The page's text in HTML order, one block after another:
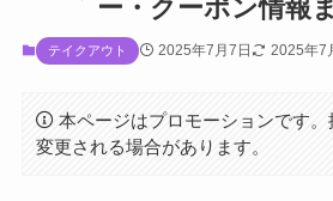
ー・クーポン情報
テイクアウト 2025年7月7日 2025年7
本ページはプロモーションです。
変更される場合があります。